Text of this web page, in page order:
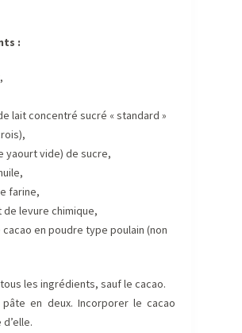
:
lait concentré sucré « standard »
yaourt vide) de sucre,
farine,
de levure chimique,
cacao en poudre type poulain (non
les ingrédients, sauf le cacao.
pâte en deux. Incorporer le cacao
d’elle.